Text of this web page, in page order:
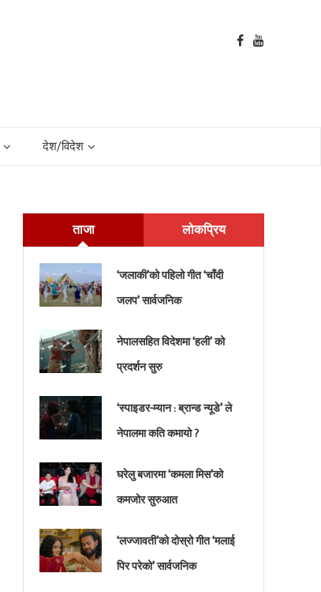
देश/विदेश
ताजा लोकप्रिय
‘जलाकी’को पहिलो गीत ‘चाँदी
जलप’ सार्वजनिक
नेपालसहित विदेशमा ‘हली’ को
प्रदर्शन सुरु
‘स्पाइडर-म्यान : ब्रान्ड न्यूडे’ ले
नेपालमा कति कमायो ?
घरेलु बजारमा ‘कमला मिस’को
कमजोर सुरुआत
‘लज्जावती’को दोस्रो गीत ‘मलाई
पिर परेको’ सार्वजनिक